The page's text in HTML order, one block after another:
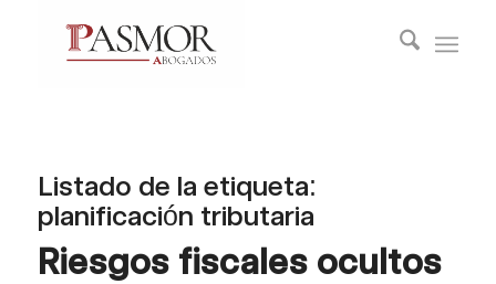
Listado de la etiqueta:
planificación tributaria
Riesgos fiscales ocultos